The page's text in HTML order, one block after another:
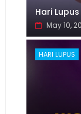
Hari
May 10,
HARI LUPUS